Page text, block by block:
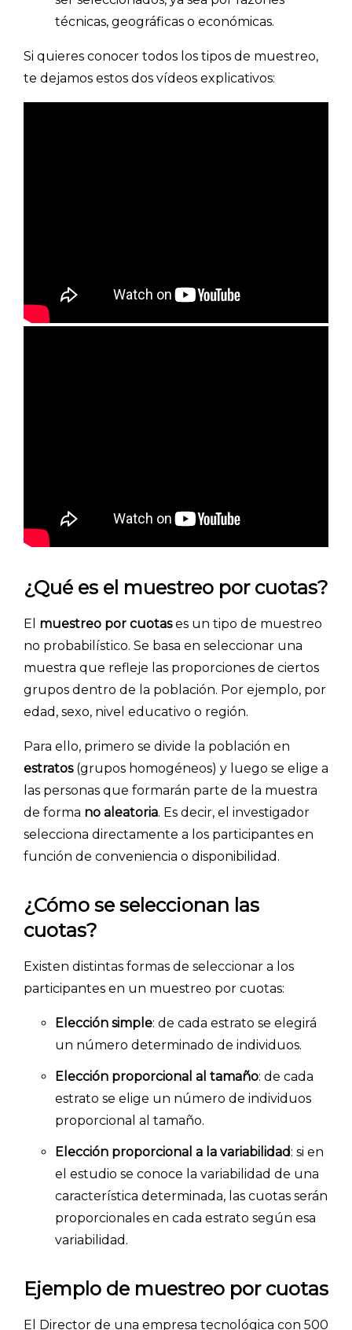
INICIO
CÓMO FUNCIONA
PRECIOS
BLOG
ACCEDER →
técnicas, geográficas o económicas.
Si quieres conocer todos los tipos de muestreo,
te dejamos estos dos vídeos explicativos:
¿Qué es el muestreo por cuotas?
El muestreo por cuotases un tipo de muestreo
no probabilístico. Se basa en seleccionar una
muestra que refleje las proporciones de ciertos
grupos dentro de la población. Por ejemplo, por
edad, sexo, nivel educativo o región.
Para ello, primero se divide la población en
estratos(grupos homogéneos) y luego se elige a
las personas que formarán parte de la muestra
de forma no aleatoria. Es decir, el investigador
selecciona directamente a los participantes en
función de conveniencia o disponibilidad.
¿Cómo se seleccionan las
cuotas?
Existen distintas formas de seleccionar a los
participantes en un muestreo por cuotas:
Elección simple: de cada estrato se elegirá
un número determinado de individuos.
Elección proporcional al tamaño: de cada
estrato se elige un número de individuos
proporcional al tamaño.
Elección proporcional a la variabilidad: si en
el estudio se conoce la variabilidad de una
característica determinada, las cuotas serán
proporcionales en cada estrato según esa
variabilidad.
Ejemplo de muestreo por cuotas
El Director de una empresa tecnológica con 500